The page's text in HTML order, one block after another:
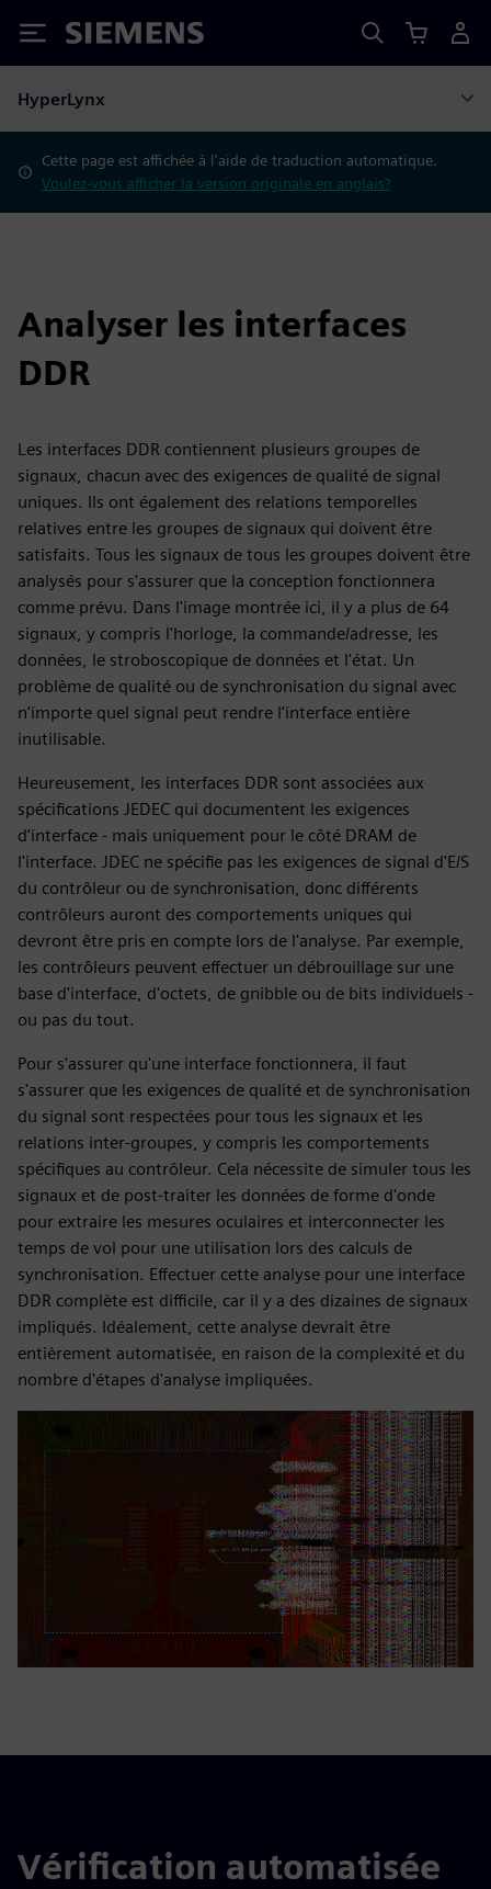
Siemens
HyperLynx
Cette page est affichée à l'aide de traduction automatique.
Voulez-vous afficher la version originale en anglais?
Analyser les interfaces
DDR
Les interfaces DDR contiennent plusieurs groupes de
signaux, chacun avec des exigences de qualité de signal
uniques. Ils ont également des relations temporelles
relatives entre les groupes de signaux qui doivent être
satisfaits. Tous les signaux de tous les groupes doivent être
analysés pour s'assurer que la conception fonctionnera
comme prévu. Dans l'image montrée ici, il y a plus de 64
signaux, y compris l'horloge, la commande/adresse, les
données, le stroboscopique de données et l'état. Un
problème de qualité ou de synchronisation du signal avec
n'importe quel signal peut rendre l'interface entière
inutilisable.
Heureusement, les interfaces DDR sont associées aux
spécifications JEDEC qui documentent les exigences
d'interface - mais uniquement pour le côté DRAM de
l'interface. JDEC ne spécifie pas les exigences de signal d'E/S
du contrôleur ou de synchronisation, donc différents
contrôleurs auront des comportements uniques qui
devront être pris en compte lors de l'analyse. Par exemple,
les contrôleurs peuvent effectuer un débrouillage sur une
base d'interface, d'octets, de gnibble ou de bits individuels -
ou pas du tout.
Pour s'assurer qu'une interface fonctionnera, il faut
s'assurer que les exigences de qualité et de synchronisation
du signal sont respectées pour tous les signaux et les
relations inter-groupes, y compris les comportements
spécifiques au contrôleur. Cela nécessite de simuler tous les
signaux et de post-traiter les données de forme d'onde
pour extraire les mesures oculaires et interconnecter les
temps de vol pour une utilisation lors des calculs de
synchronisation. Effectuer cette analyse pour une interface
DDR complète est difficile, car il y a des dizaines de signaux
impliqués. Idéalement, cette analyse devrait être
entièrement automatisée, en raison de la complexité et du
nombre d'étapes d'analyse impliquées.
Vérification automatisée